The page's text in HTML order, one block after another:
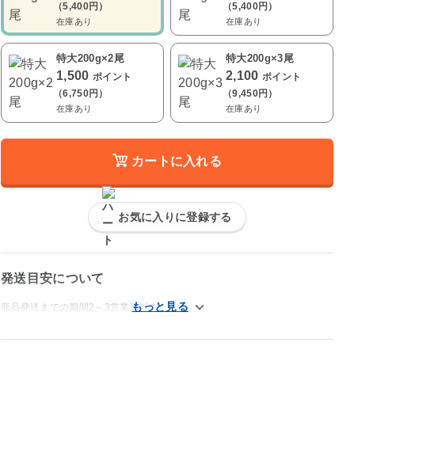
（5,400円）
在庫あり
（5,400円）
在庫あり
特大200g×2尾
1,500 ポイント
（6,750円）
在庫あり
特大200g×3尾
2,100 ポイント
（9,450円）
在庫あり
カートに入れる
お気に入りに登録する
発送目安について
商品発送までの期間2～3営業日以内